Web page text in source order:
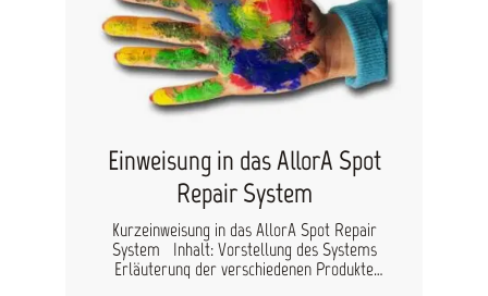
Einweisung in das AllorA Spot
Repair System
Kurzeinweisung in das AllorA Spot Repair
System Inhalt: Vorstellung des Systems
Erläuterung der verschiedenen Produkte